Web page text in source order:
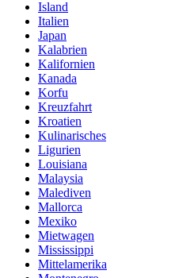
Island
Italien
Japan
Kalabrien
Kalifornien
Kanada
Korfu
Kreuzfahrt
Kroatien
Kulinarisches
Ligurien
Louisiana
Malaysia
Malediven
Mallorca
Mexiko
Mietwagen
Mississippi
Mittelamerika